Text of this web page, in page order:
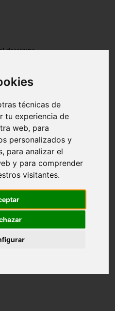
técnicas de
tu experiencia de
web, para
personalizados y
para analizar el
y para comprender
visitantes.
desayuno